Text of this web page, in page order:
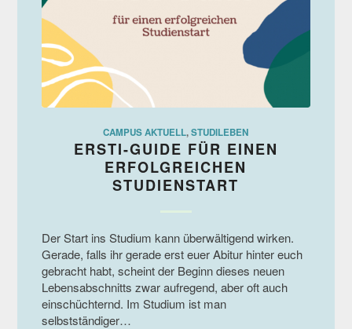
CAMPUS AKTUELL,STUDILEBEN
ERSTI-GUIDE FÜR EINEN
ERFOLGREICHEN
STUDIENSTART
Der Start ins Studium kann überwältigend wirken.
Gerade, falls ihr gerade erst euer Abitur hinter euch
gebracht habt, scheint der Beginn dieses neuen
Lebensabschnitts zwar aufregend, aber oft auch
einschüchternd. Im Studium ist man
selbstständiger…